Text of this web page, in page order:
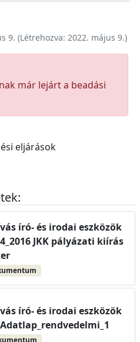
9. (Létrehozva: 2022. május 9.)
már lejárt a beadási
eljárások
író- és irodai eszközök
JKK pályázati kiírás
író- és irodai eszközök